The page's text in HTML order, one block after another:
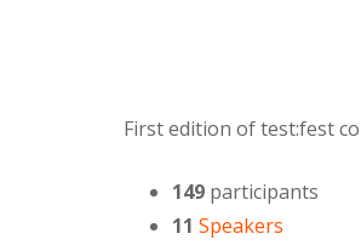
First edition of test:fest
149 participants
11 Speakers